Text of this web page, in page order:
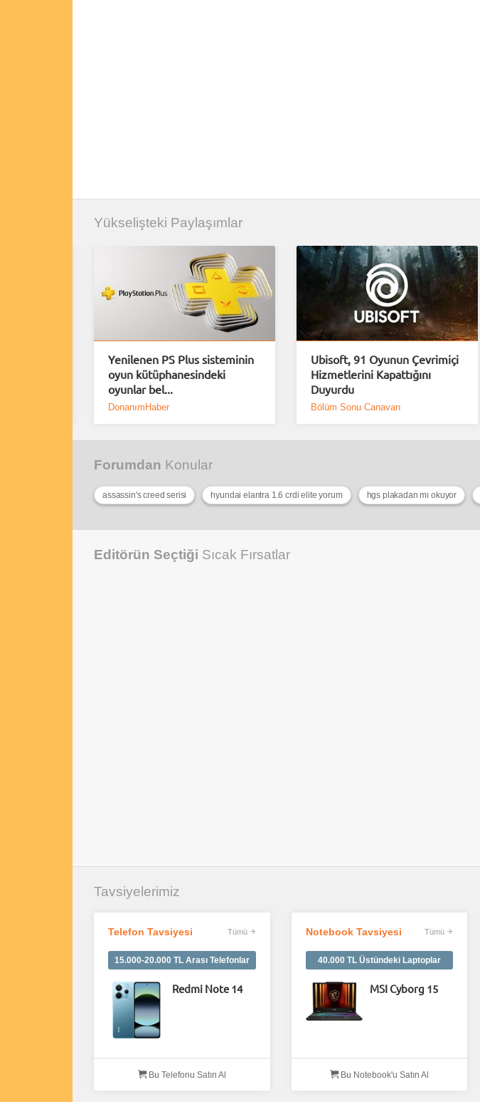
Yükselişteki Paylaşımlar
Yenilenen PS Plus sisteminin
oyun kütüphanesindeki
oyunlar bel...
DonanımHaber
Ubisoft, 91 Oyunun Çevrimiçi
Hizmetlerini Kapattığını
Duyurdu
Bölüm Sonu Canavarı
Forumdan Konular
assassin's creed serisi hyundai elantra 1.6 crdi elite yorum hgs plakadan mı okuyor
Editörün Seçtiği Sıcak Fırsatlar
Tavsiyelerimiz
Telefon Tavsiyesi Tümü
15.000-20.000 TL Arası Telefonlar
Redmi Note 14
Bu Telefonu Satın Al
Notebook Tavsiyesi Tümü
40.000 TL Üstündeki Laptoplar
MSI Cyborg 15
Bu Notebook'u Satın Al